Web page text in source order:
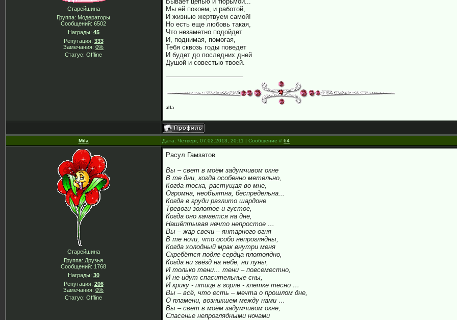
Старейшина
Группа: Модераторы
Сообщений: 6502
Награды: 45
Репутация: 333
Замечания: 0%
Статус: Offline
Мы ей покоем, и работой,
И жизнью жертвуем самой!
Но есть еще любовь такая,
Что незаметно подойдет
И, поднимая, помогая,
Тебя сквозь годы поведет
И будет до последних дней
Душой и совестью твоей.
alla
Mila Дата: Четверг, 07.02.2013, 20:11 | Сообщение # 64
Старейшина
Группа: Друзья
Сообщений: 1768
Награды: 30
Репутация: 206
Замечания: 0%
Статус: Offline
Расул Гамзатов
Вы – свет в моём задумчивом окне
В те дни, когда особенно метельно,
Когда тоска, растущая во мне,
Огромна, необъятна, беспредельна...
Когда в груди разлито шардоне
Тревоги золотое и густое,
Когда оно качается на дне,
Нашёптывая нечто непростое …
Вы – жар свечи – янтарного огня
В те ночи, что особо непроглядны,
Когда холодный мрак внутри меня
Скребётся подле сердца плотоядно,
Когда ни звёзд на небе, ни луны,
И только тени… тени – повсеместно,
И не идут спасительные сны,
И крику - птице в горле - клетке тесно …
Вы – всё, что есть – мечта о прошлом дне,
О пламени, возникшем между нами …
Вы – свет в моём задумчивом окне,
Спасенье непроглядными ночами